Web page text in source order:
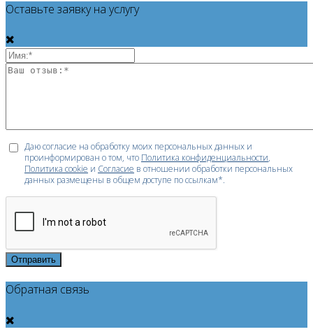
Оставьте заявку на услугу
Даю согласие на обработку моих персональных данных и
проинформирован о том, что Политика конфиденциальности,
Политика cookie и Согласие в отношении обработки персональных
данных размещены в общем доступе по ссылкам*.
Отправить
Обратная связь